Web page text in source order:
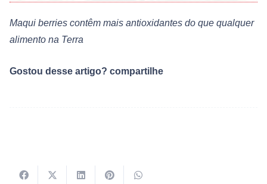
Maqui berries contêm mais antioxidantes do que qualquer
alimento na Terra
Gostou desse artigo? compartilhe